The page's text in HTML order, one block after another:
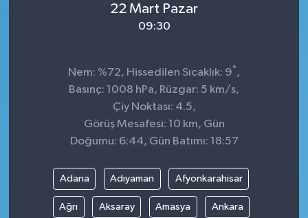
22 Mart Pazar
09:30
Nem: %72, Hissedilen Sıcaklık: 9° ,
Basınç: 1008 hPa, Rüzgar: 5 km/s,
Çiy Noktası: 4.5,
Görüş Mesafesi: 10 km, Gün
Doğumu: 6:44, Gün Batımı: 18:57
Adana Adıyaman Afyonkarahisar
Ağrı Aksaray Amasya Ankara